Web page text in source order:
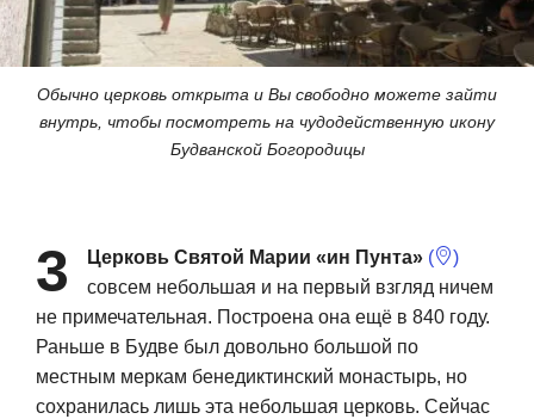
Обычно церковь открыта и Вы свободно можете зайти
внутрь, чтобы посмотреть на чудодейственную икону
Будванской Богородицы
3 Церковь Святой Марии «ин Пунта» (
)
совсем небольшая и на первый взгляд ничем
не примечательная. Построена она ещё в 840 году.
Раньше в Будве был довольно большой по
местным меркам бенедиктинский монастырь, но
сохранилась лишь эта небольшая церковь. Сейчас